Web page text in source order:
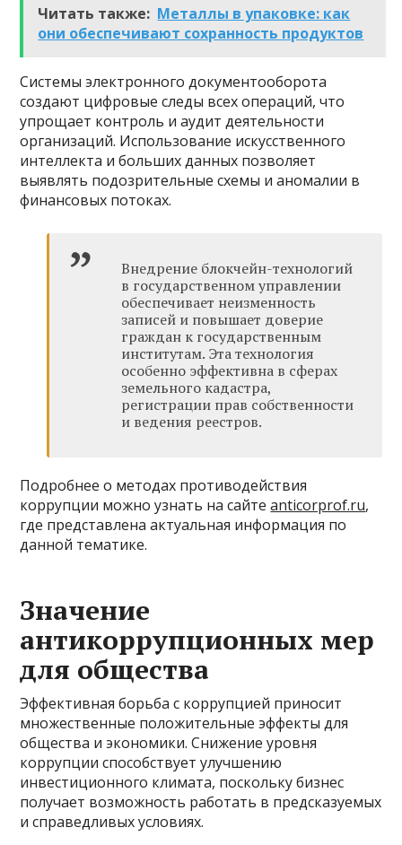
Читать также: Металлы в упаковке: как
они обеспечивают сохранность продуктов
Системы электронного документооборота
создают цифровые следы всех операций, что
упрощает контроль и аудит деятельности
организаций. Использование искусственного
интеллекта и больших данных позволяет
выявлять подозрительные схемы и аномалии в
финансовых потоках.
Внедрение блокчейн-технологий
в государственном управлении
обеспечивает неизменность
записей и повышает доверие
граждан к государственным
институтам. Эта технология
особенно эффективна в сферах
земельного кадастра,
регистрации прав собственности
и ведения реестров.
Подробнее о методах противодействия
коррупции можно узнать на сайтеanticorprof.ru,
где представлена актуальная информация по
данной тематике.
Значение
антикоррупционных мер
для общества
Эффективная борьба с коррупцией приносит
множественные положительные эффекты для
общества и экономики. Снижение уровня
коррупции способствует улучшению
инвестиционного климата, поскольку бизнес
получает возможность работать в предсказуемых
и справедливых условиях.